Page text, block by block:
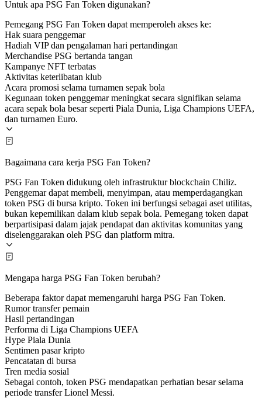
Untuk apa PSG Fan Token digunakan?
Pemegang PSG Fan Token dapat memperoleh akses ke:
Hak suara penggemar
Hadiah VIP dan pengalaman hari pertandingan
Merchandise PSG bertanda tangan
Kampanye NFT terbatas
Aktivitas keterlibatan klub
Acara promosi selama turnamen sepak bola
Kegunaan token penggemar meningkat secara signifikan selama
acara sepak bola besar seperti Piala Dunia, Liga Champions UEFA,
dan turnamen Euro.
Bagaimana cara kerja PSG Fan Token?
PSG Fan Token didukung oleh infrastruktur blockchain Chiliz.
Penggemar dapat membeli, menyimpan, atau memperdagangkan
token PSG di bursa kripto. Token ini berfungsi sebagai aset utilitas,
bukan kepemilikan dalam klub sepak bola. Pemegang token dapat
berpartisipasi dalam jajak pendapat dan aktivitas komunitas yang
diselenggarakan oleh PSG dan platform mitra.
Mengapa harga PSG Fan Token berubah?
Beberapa faktor dapat memengaruhi harga PSG Fan Token.
Rumor transfer pemain
Hasil pertandingan
Performa di Liga Champions UEFA
Hype Piala Dunia
Sentimen pasar kripto
Pencatatan di bursa
Tren media sosial
Sebagai contoh, token PSG mendapatkan perhatian besar selama
periode transfer Lionel Messi.